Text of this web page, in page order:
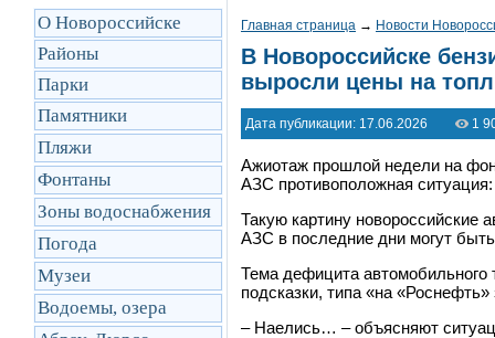
О Новороссийске
Районы
Парки
Памятники
Пляжи
Фонтаны
Зоны водоснабжения
Погода
Музеи
Водоемы, озера
Главная страница → Новости
В Новороссийске
выросли цены на
Дата публикации: 17.06.2026 1
Ажиотаж прошлой недели на
АЗС противоположная
Такую картину новороссийские
АЗС в последние дни могут
Тема дефицита автомобильного
подсказки, типа «на
– Наелись… –объясняют